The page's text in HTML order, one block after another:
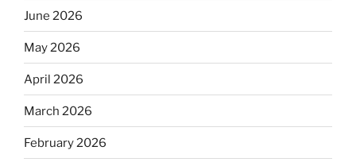
June 2026
May 2026
April 2026
March 2026
February 2026